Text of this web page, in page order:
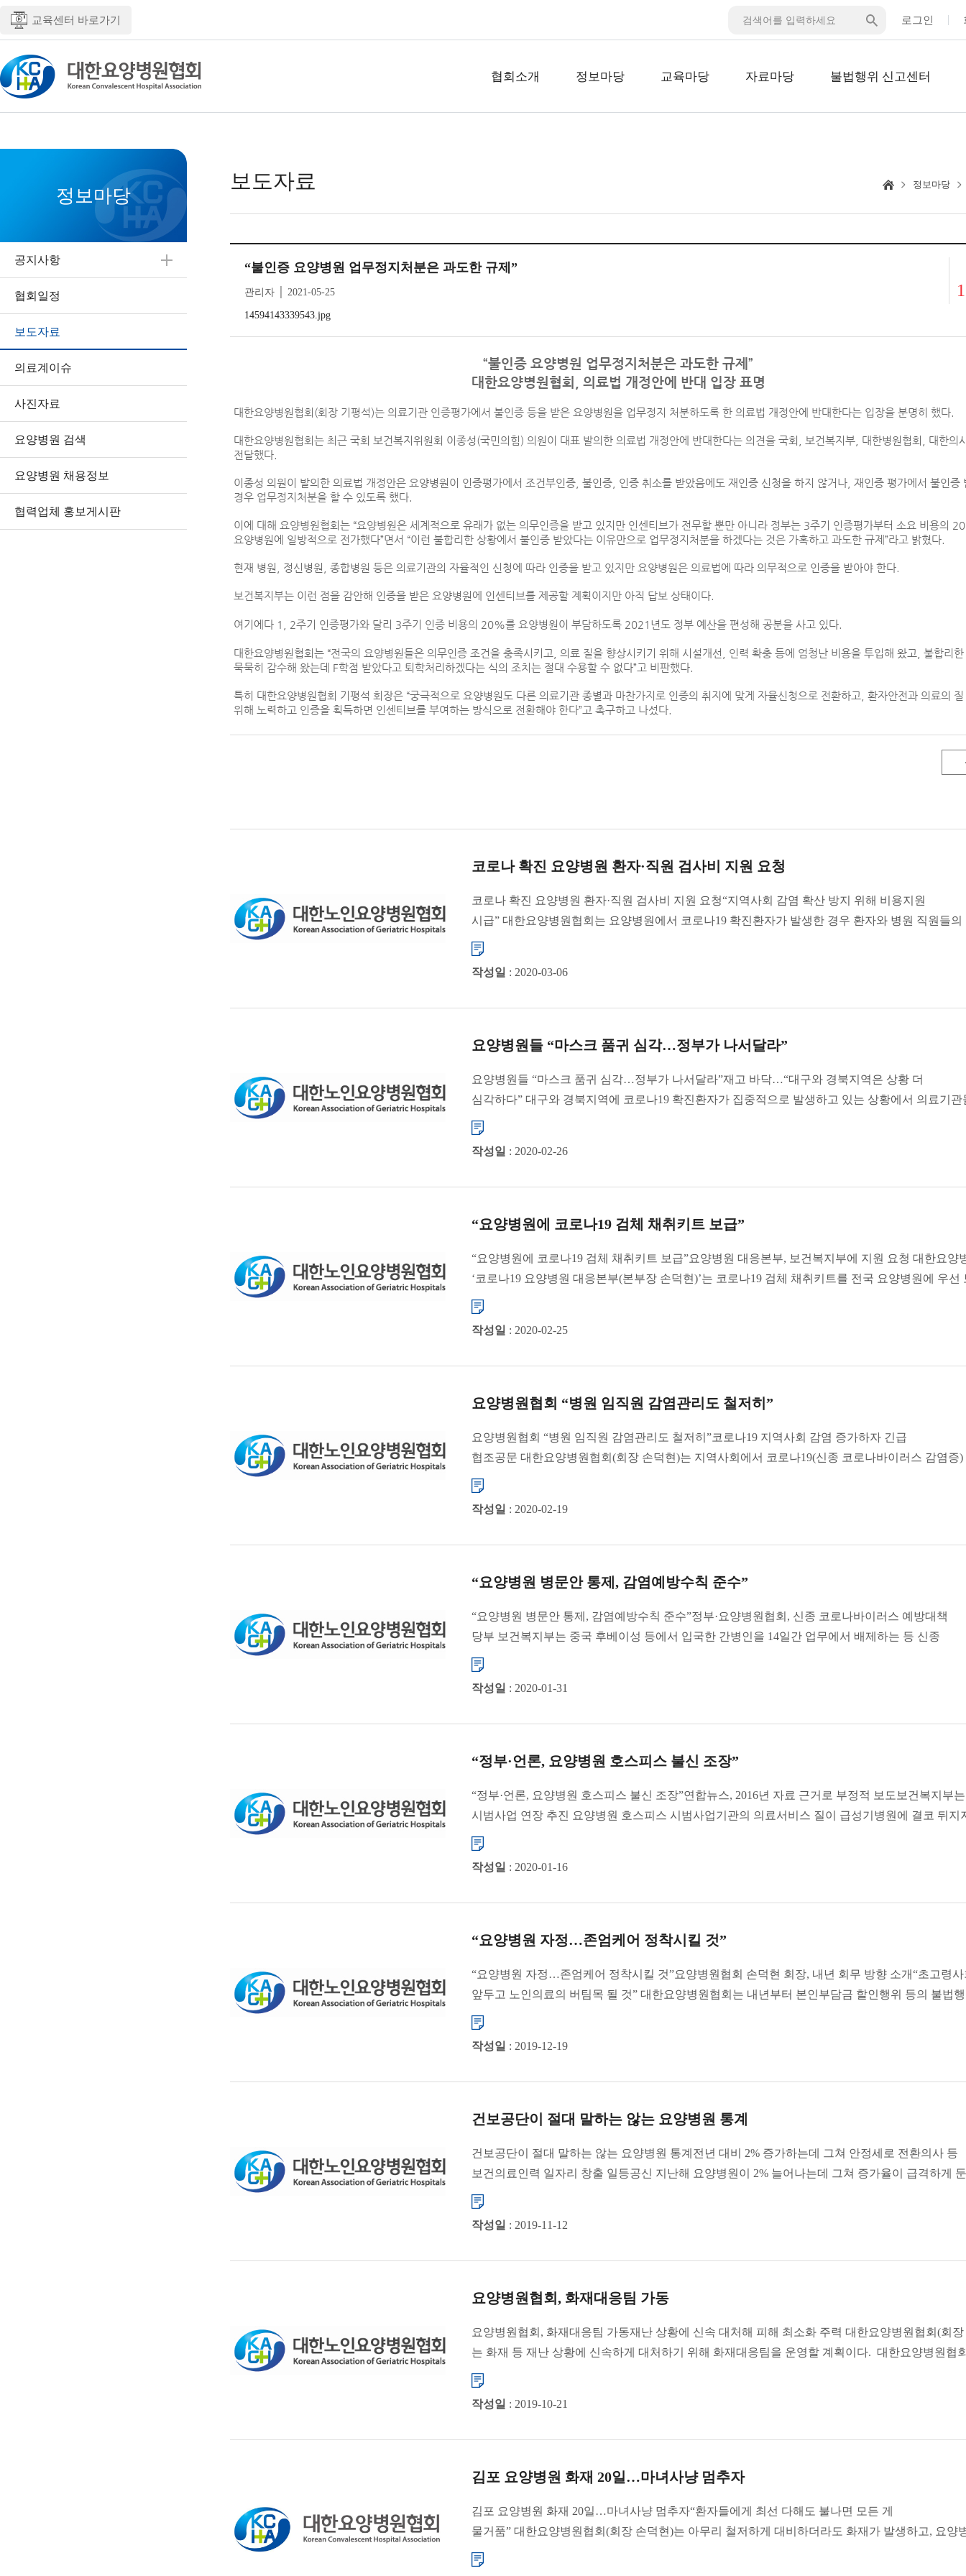
교육센터 바로가기 로그인
협회소개 정보마당 교육마당 자료마당 불법행위 신고센터
정보마당
공지사항
협회일정
보도자료
의료계이슈
사진자료
요양병원 검색
요양병원 채용정보
협력업체 홍보게시판
보도자료 정보마당
“불인증 요양병원 업무정지처분은 과도한 규제”
관리자 │ 2021-05-25
14594143339543.jpg
“불인증 요양병원 업무정지처분은 과도한 규제”
대한요양병원협회, 의료법 개정안에 반대 입장 표명
대한요양병원협회(회장 기평석)는 의료기관 인증평가에서 불인증 등을 받은 요양병원을 업무정지 처분하도록 한 의료법 개정안에 반대한다는 입장을 분명히 했다.
대한요양병원협회는 최근 국회 보건복지위원회 이종성(국민의힘) 의원이 대표 발의한 의료법 개정안에 반대한다는 의견을 국회, 보건복지부, 대한병원협회, 대한의
전달했다.
이종성 의원이 발의한 의료법 개정안은 요양병원이 인증평가에서 조건부인증, 불인증, 인증 취소를 받았음에도 재인증 신청을 하지 않거나, 재인증 평가에서 불인증
경우 업무정지처분을 할 수 있도록 했다.
이에 대해 요양병원협회는 “요양병원은 세계적으로 유래가 없는 의무인증을 받고 있지만 인센티브가 전무할 뿐만 아니라 정부는 3주기 인증평가부터 소요 비용의
요양병원에 일방적으로 전가했다”면서 “이런 불합리한 상황에서 불인증 받았다는 이유만으로 업무정지처분을 하겠다는 것은 가혹하고 과도한 규제”라고 밝혔다.
현재 병원, 정신병원, 종합병원 등은 의료기관의 자율적인 신청에 따라 인증을 받고 있지만 요양병원은 의료법에 따라 의무적으로 인증을 받아야 한다.
보건복지부는 이런 점을 감안해 인증을 받은 요양병원에 인센티브를 제공할 계획이지만 아직 답보 상태이다.
여기에다 1, 2주기 인증평가와 달리 3주기 인증 비용의 20%를 요양병원이 부담하도록 2021년도 정부 예산을 편성해 공분을 사고 있다.
대한요양병원협회는 “전국의 요양병원들은 의무인증 조건을 충족시키고, 의료 질을 향상시키기 위해 시설개선, 인력 확충 등에 엄청난 비용을 투입해 왔고, 불합리
묵묵히 감수해 왔는데 F학점 받았다고 퇴학처리하겠다는 식의 조치는 절대 수용할 수 없다”고 비판했다.
특히 대한요양병원협회 기평석 회장은 “궁극적으로 요양병원도 다른 의료기관 종별과 마찬가지로 인증의 취지에 맞게 자율신청으로 전환하고, 환자안전과 의료의
위해 노력하고 인증을 획득하면 인센티브를 부여하는 방식으로 전환해야 한다”고 촉구하고 나섰다.
코로나 확진 요양병원 환자·직원 검사비 지원 요청
코로나 확진 요양병원 환자·직원 검사비 지원 요청“지역사회 감염 확산 방지 위해 비용지원
시급” 대한요양병원협회는 요양병원에서 코로나19 확진환자가 발생한 경우 환자와 병원 직원들의
감염 여부를 확인하기 �...
작성일 : 2020-03-06
요양병원들 “마스크 품귀 심각…정부가 나서달라”
요양병원들 “마스크 품귀 심각…정부가 나서달라”재고 바닥…“대구와 경북지역은 상황 더
심각하다” 대구와 경북지역에 코로나19 확진환자가 집중적으로 발생하고 있는 상황에서 의료기관
마스크를 구할 수 없어 ...
작성일 : 2020-02-26
“요양병원에 코로나19 검체 채취키트 보급”
“요양병원에 코로나19 검체 채취키트 보급”요양병원 대응본부, 보건복지부에 지원 요청 대한요양
‘코로나19 요양병원 대응본부(본부장 손덕현)’는 코로나19 검체 채취키트를 전국 요양병원에 우선
감염 ...
작성일 : 2020-02-25
요양병원협회 “병원 임직원 감염관리도 철저히”
요양병원협회 “병원 임직원 감염관리도 철저히”코로나19 지역사회 감염 증가하자 긴급
협조공문 대한요양병원협회(회장 손덕현)는 지역사회에서 코로나19(신종 코로나바이러스 감염증)
확진환자 발생이 증가함에 따라 요...
작성일 : 2020-02-19
“요양병원 병문안 통제, 감염예방수칙 준수”
“요양병원 병문안 통제, 감염예방수칙 준수”정부·요양병원협회, 신종 코로나바이러스 예방대책
당부 보건복지부는 중국 후베이성 등에서 입국한 간병인을 14일간 업무에서 배제하는 등 신종
코로나바이러스 의료기관 �...
작성일 : 2020-01-31
“정부·언론, 요양병원 호스피스 불신 조장”
“정부·언론, 요양병원 호스피스 불신 조장”연합뉴스, 2016년 자료 근거로 부정적 보도보건복지부
시범사업 연장 추진 요양병원 호스피스 시범사업기관의 의료서비스 질이 급성기병원에 결코 뒤지
않는다는 �...
작성일 : 2020-01-16
“요양병원 자정…존엄케어 정착시킬 것”
“요양병원 자정…존엄케어 정착시킬 것”요양병원협회 손덕현 회장, 내년 회무 방향 소개“초고령사
앞두고 노인의료의 버팀목 될 것” 대한요양병원협회는 내년부터 본인부담금 할인행위 등의 불법
자정하고, ...
작성일 : 2019-12-19
건보공단이 절대 말하는 않는 요양병원 통계
건보공단이 절대 말하는 않는 요양병원 통계전년 대비 2% 증가하는데 그쳐 안정세로 전환의사 등
보건의료인력 일자리 창출 일등공신 지난해 요양병원이 2% 늘어나는데 그쳐 증가율이 급격하게
있다. 그러나 건강...
작성일 : 2019-11-12
요양병원협회, 화재대응팀 가동
요양병원협회, 화재대응팀 가동재난 상황에 신속 대처해 피해 최소화 주력 대한요양병원협회(회
는 화재 등 재난 상황에 신속하게 대처하기 위해 화재대응팀을 운영할 계획이다. 대한요양병원협
...
작성일 : 2019-10-21
김포 요양병원 화재 20일…마녀사냥 멈추자
김포 요양병원 화재 20일…마녀사냥 멈추자“환자들에게 최선 다해도 불나면 모든 게
물거품” 대한요양병원협회(회장 손덕현)는 아무리 철저하게 대비하더라도 화재가 발생하고, 요양
특성상 인명 피해로 이어질 수...